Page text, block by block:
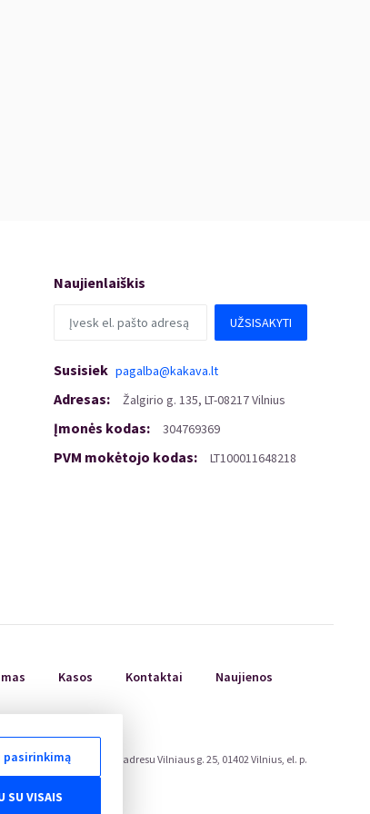
pasirinkimą
SU VISAIS
Naujienlaiškis
UŽSISAKYTI
Susisiek pagalba@kakava.lt
Adresas: Žalgirio g. 135, LT-08217 Vilnius
Įmonės kodas: 304769369
PVM mokėtojo kodas: LT100011648218
Kasos Kontaktai Naujienos
apsaugos tarnyboje, adresu Vilniaus g. 25, 01402 Vilnius, el. p.